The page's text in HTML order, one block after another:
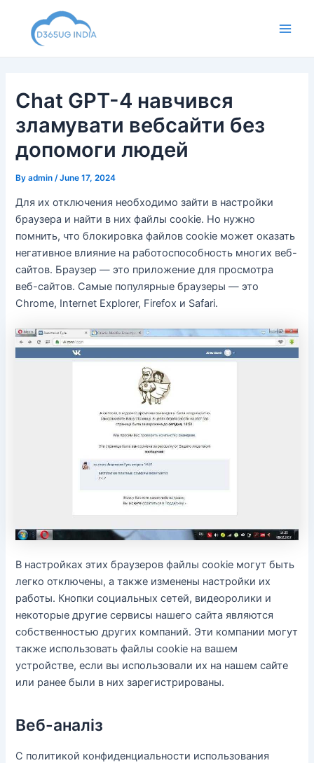
content
Chat GPT-4 навчився
зламувати вебсайти без
допомоги людей
Byadmin/June 17, 2024
Для их отключения необходимо зайти в настройки
браузера и найти в них файлы cookie. Но нужно
помнить, что блокировка файлов cookie может оказать
негативное влияние на работоспособность многих веб-
сайтов. Браузер — это приложение для просмотра
веб-сайтов. Самые популярные браузеры — это
Chrome, Internet Explorer, Firefox и Safari.
В настройках этих браузеров файлы cookie могут быть
легко отключены, а также изменены настройки их
работы. Кнопки социальных сетей, видеоролики и
некоторые другие сервисы нашего сайта являются
собственностью других компаний. Эти компании могут
также использовать файлы cookie на вашем
устройстве, если вы использовали их на нашем сайте
или ранее были в них зарегистрированы.
Веб-аналіз
С политикой конфиденциальности использования